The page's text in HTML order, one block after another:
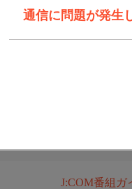
通信に問題が発生
J:COM番組ガ